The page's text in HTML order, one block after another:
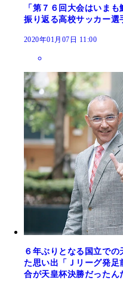
「第７６回大会はいま
振り返る高校サッカー選
2020年01月07日 11:00
６年ぶりとなる国立で
た思い出「Ｊリーグ発足
合が天皇杯決勝だったん